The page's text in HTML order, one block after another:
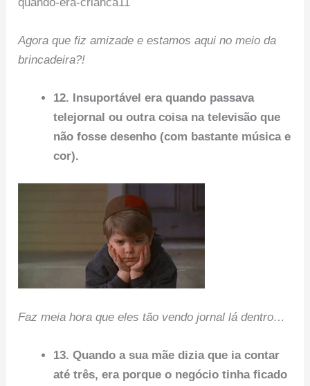
Agora que fiz amizade e estamos aqui no meio da
brincadeira?!
12. Insuportável era quando passava
telejornal ou outra coisa na televisão que
não fosse desenho (com bastante música e
cor).
Faz meia hora que eles tão vendo jornal lá dentro…
13. Quando a sua mãe dizia que ia contar
até três, era porque o negócio tinha ficado